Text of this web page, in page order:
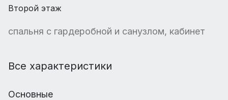
Второй этаж
спальня с гардеробной и санузлом, кабинет
Все характеристики
Основные